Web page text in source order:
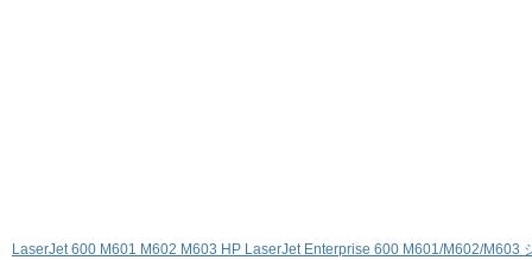
LaserJet 600 M601 M602 M603 HP LaserJet Enterprise 600 M601/M602/M603